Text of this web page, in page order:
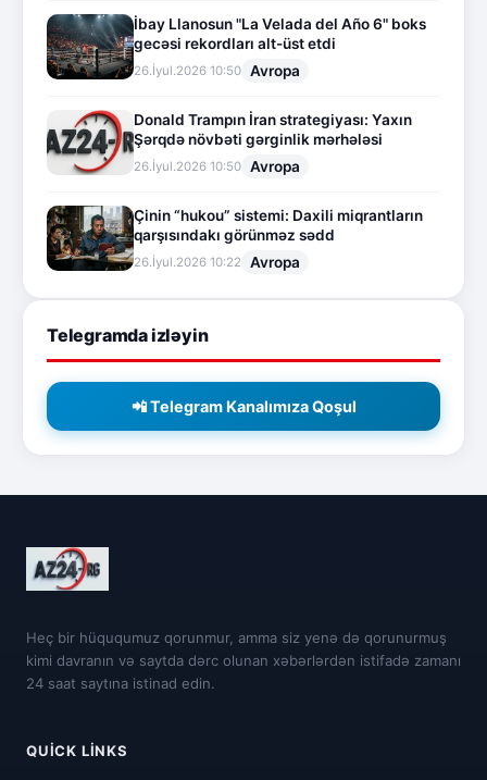
İbay Llanosun "La Velada del Año 6" boks
gecəsi rekordları alt-üst etdi
26.İyul.2026 10:50 Avropa
Donald Trampın İran strategiyası: Yaxın
Şərqdə növbəti gərginlik mərhələsi
26.İyul.2026 10:50 Avropa
Çinin “hukou” sistemi: Daxili miqrantların
qarşısındakı görünməz sədd
26.İyul.2026 10:22 Avropa
Telegramda izləyin
📲 Telegram Kanalımıza Qoşul
Heç bir hüququmuz qorunmur, amma siz yenə də qorunurmuş
kimi davranın və saytda dərc olunan xəbərlərdən istifadə zamanı
24 saat saytına istinad edin.
QUICK LINKS